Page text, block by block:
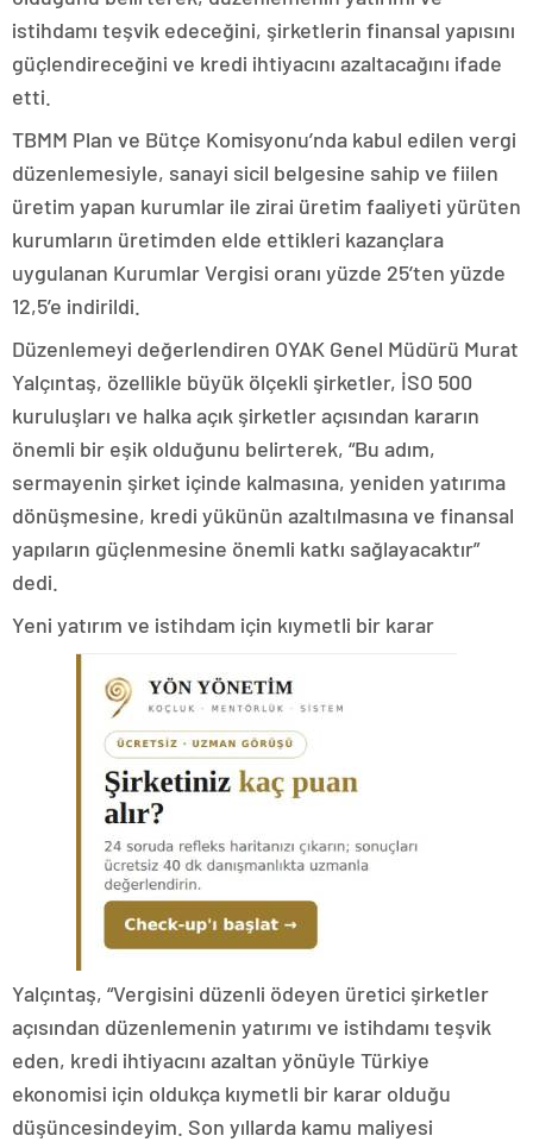
istihdamı teşvik edeceğini, şirketlerin finansal yapısını
güçlendireceğini ve kredi ihtiyacını azaltacağını ifade
etti.
TBMM Plan ve Bütçe Komisyonu’nda kabul edilen vergi
düzenlemesiyle, sanayi sicil belgesine sahip ve fiilen
üretim yapan kurumlar ile zirai üretim faaliyeti yürüten
kurumların üretimden elde ettikleri kazançlara
uygulanan Kurumlar Vergisi oranı yüzde 25’ten yüzde
12,5’e indirildi.
Düzenlemeyi değerlendiren OYAK Genel Müdürü Murat
Yalçıntaş, özellikle büyük ölçekli şirketler, İSO 500
kuruluşları ve halka açık şirketler açısından kararın
önemli bir eşik olduğunu belirterek, “Bu adım,
sermayenin şirket içinde kalmasına, yeniden yatırıma
dönüşmesine, kredi yükünün azaltılmasına ve finansal
yapıların güçlenmesine önemli katkı sağlayacaktır”
dedi.
Yeni yatırım ve istihdam için kıymetli bir karar
Yalçıntaş, “Vergisini düzenli ödeyen üretici şirketler
açısından düzenlemenin yatırımı ve istihdamı teşvik
eden, kredi ihtiyacını azaltan yönüyle Türkiye
ekonomisi için oldukça kıymetli bir karar olduğu
düşüncesindeyim. Son yıllarda kamu maliyesi